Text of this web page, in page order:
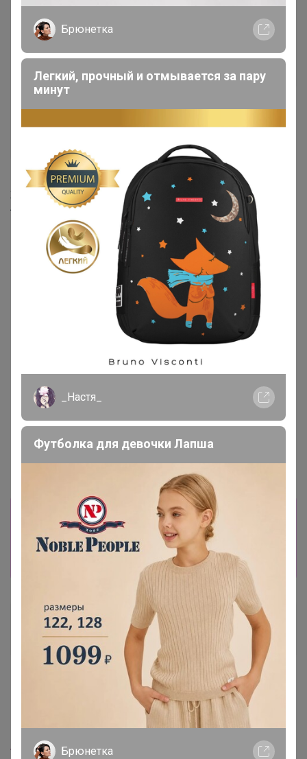
1 806р
Женский 3D-бюстгальтер,
легкое бесшовное нижнее
белье пуш-ап с мягкой
поддержкой
НАЛИЧИИ 3XL 1шт 479198
Информация о заказах доступна
лишь членам клуба
Evasi
Магистр
, добавьте, пож-та:
www.uniqlo.cn/product-detail.html
Брюнетка
Легкий, прочный и отмывается за пару
минут
_Настя_
Футболка для девочки Лапша
Брюнетка